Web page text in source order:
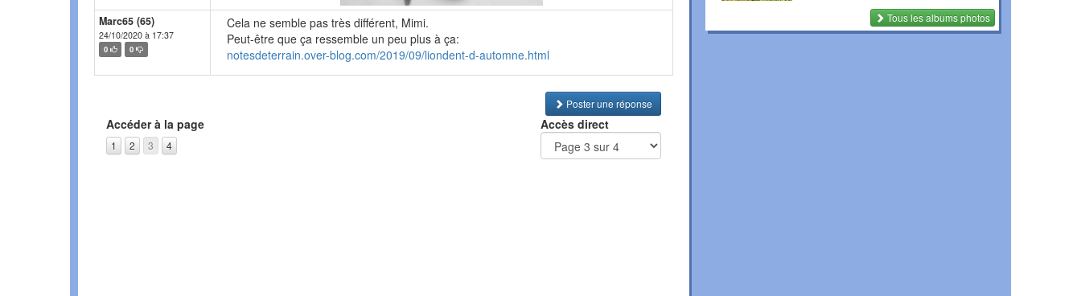
Marc65 (65)
24/10/2020 à 17:37
0 0
Cela ne semble pas très différent, Mimi.
Peut-être que ça ressemble un peu plus à ça:
notesdeterrain.over-blog.com/2019/09/liondent-d-automne.html
Poster une réponse
Accéder à la page
1 2 3 4
Accès direct
Tous les albums photos